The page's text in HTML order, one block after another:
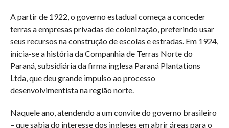
A partir de 1922, o governo estadual começa a conceder
terras a empresas privadas de colonização, preferindo usar
seus recursos na construção de escolas e estradas. Em 1924,
inicia-se a história da Companhia de Terras Norte do
Paraná, subsidiária da firma inglesa Paraná Plantations
Ltda, que deu grande impulso ao processo
desenvolvimentista na região norte.
Naquele ano, atendendo a um convite do governo brasileiro
– que sabia do interesse dos ingleses em abrir áreas para o